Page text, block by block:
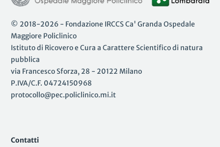
© 2018-2026 - Fondazione IRCCS Ca' Granda Ospedale
Maggiore Policlinico
Istituto di Ricovero e Cura a Carattere Scientifico di natura
pubblica
via Francesco Sforza, 28 - 20122 Milano
P.IVA/C.F. 04724150968
protocollo@pec.policlinico.mi.it
Contatti